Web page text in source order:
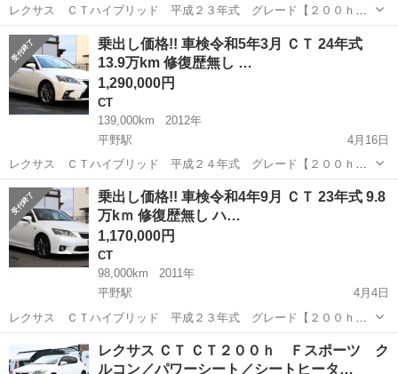
レクサス ＣＴハイブリッド 平成２３年式 グレード【２００ｈ
バージョンＬ】パール（０７７） 車検令和4年8月まで！！別途料金で
２年付きにもできます。 令和４年度自動車税、リサイクル券、自賠責
保険、重量税など全ての費用が...
福島 福島市 平野駅 CT エンジン
乗出し価格!! 車検令和5年3月 ＣＴ 24年式
13.9万km 修復歴無し …
1,290,000円
CT
139,000km
2012年
平野駅
4月16日
レクサス ＣＴハイブリッド 平成２４年式 グレード【２００ｈ
バージョンＬ】パール（０７７） 車検令和5年3月まで！！別途料金で
２年付きにもできます。 令和４年度自動車税、リサイクル券、自賠責
保険、重量税など全ての費用が...
福島 福島市 平野駅 CT 令和5年
乗出し価格!! 車検令和4年9月 ＣＴ 23年式 9.8
万kｍ 修復歴無し ハ…
1,170,000円
CT
98,000km
2011年
平野駅
4月4日
レクサス ＣＴハイブリッド 平成２３年式 グレード【２００ｈ
Ｆスポーツ】パール（０７７） 車検令和4年9月まで！！別途料金で２
年付きにもできます。 令和４年度自動車税、リサイクル券、自賠責保
険、重量税など全ての費用が込...
福島市 平野駅
レクサス ＣＴ ＣＴ２００ｈ Ｆスポーツ ク
ルコン／パワーシート／シートヒータ…